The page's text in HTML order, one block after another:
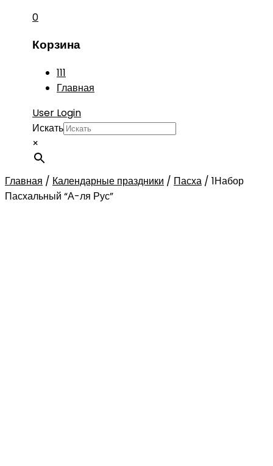
0
Корзина
111
Главная
User Login
Искать
×
Главная / Календарные праздники / Пасха / 1Набор
Пасхальный “А-ля Рус”